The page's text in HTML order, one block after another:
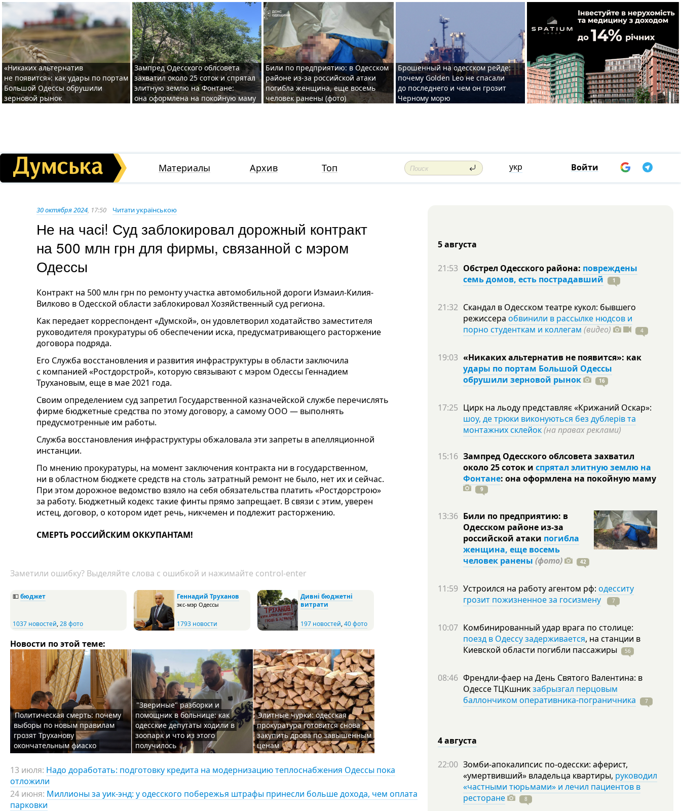
«Никаких альтернатив
не появится»: как удары по портам
Большой Одессы обрушили
зерновой рынок
Зампред Одесского облсовета
захватил около 25 соток и спрятал
элитную землю на Фонтане:
она оформлена на покойную маму
Били по предприятию: в Одесском
районе из-за российской атаки
погибла женщина, еще восемь
человек ранены (фото)
Брошенный на одесском рейде:
почему Golden Leo не спасали
до последнего и чем он грозит
Черному морю
Материалы Архив Топ укр Войти
30 октября 2024, 17:50 Читати українською
Не на часі! Суд заблокировал дорожный контракт
на 500 млн грн для фирмы, связанной с мэром
Одессы
Контракт на 500 млн грн по ремонту участка автомобильной дороги Измаил-Килия-
Вилково в Одесской области заблокировал Хозяйственный суд региона.
Как передает корреспондент «Думской», он удовлетворил ходатайство заместителя
руководителя прокуратуры об обеспечении иска, предусматривающего расторжение
договора подряда.
Его Служба восстановления и развития инфраструктуры в области заключила
с компанией «Ростдорстрой», которую связывают с мэром Одессы Геннадием
Трухановым, еще в мае 2021 года.
Своим определением суд запретил Государственной казначейской службе перечислять
фирме бюджетные средства по этому договору, а самому ООО — выполнять
предусмотренные им работы.
Служба восстановления инфраструктуры обжаловала эти запреты в апелляционной
инстанции.
По мнению прокуратуры, на момент заключения контракта ни в государственном,
ни в областном бюджете средств на столь затратный ремонт не было, нет их и сейчас.
При этом дорожное ведомство взяло на себя обязательства платить «Ростдорстрою»
за работу. Бюджетный кодекс такие финты прямо запрещает. В связи с этим, уверен
истец, договор, о котором идет речь, никчемен и подлежит расторжению.
СМЕРТЬ РОССИЙСКИМ ОККУПАНТАМ!
Заметили ошибку? Выделяйте слова с ошибкой и нажимайте control-enter
💵бюджет
1037 новостей,28 фото
Геннадий Труханов
экс-мэр Одессы
1793 новости
Дивні бюджетні
витрати
197 новостей,40 фото
Новости по этой теме:
Политическая смерть: почему
выборы по новым правилам
грозят Труханову
окончательным фиаско
"Звериные" разборки и
помощник в больнице: как
одесские депутаты ходили в
зоопарк и что из этого
получилось
Элитные чурки: одесская
прокуратура готовится снова
закупить дрова по завышенным
ценам
13 июля: Надо доработать: подготовку кредита на модернизацию теплоснабжения Одессы пока
отложили
24 июня: Миллионы за уик-энд: у одесского побережья штрафы принесли больше дохода, чем оплата
парковки
5 августа
21:53 Обстрел Одесского района: повреждены
семь домов, есть пострадавший
1
21:32 Скандал в Одесском театре кукол: бывшего
режиссера обвинили в рассылке нюдсов и
порно студенткам и коллегам (видео) 4
19:03 «Никаких альтернатив не появится»: как
удары по портам Большой Одессы
обрушили зерновой рынок
16
17:25 Цирк на льоду представляє «Крижаний Оскар»:
шоу, де трюки виконуються без дублерів та
монтажних склейок(на правах реклами)
15:16 Зампред Одесского облсовета захватил
около 25 соток и спрятал элитную землю на
Фонтане: она оформлена на покойную маму
9
13:36 Били по предприятию: в
Одесском районе из-за
российской атаки погибла
женщина, еще восемь
человек ранены (фото) 42
11:59 Устроился на работу агентом рф: одесситу
грозит пожизненное за госизмену
7
10:07 Комбинированный удар врага по столице:
поезд в Одессу задерживается, на станции в
Киевской области погибли пассажиры 56
08:46 Френдли-фаер на День Святого Валентина: в
Одессе ТЦКшникзабрызгал перцовым
баллончиком оперативника-пограничника
7
4 августа
22:00 Зомби-апокалипсис по-одесски: аферист,
«умертвивший» владельца квартиры, руководил
«частными тюрьмами» и лечил пациентов в
ресторане
8